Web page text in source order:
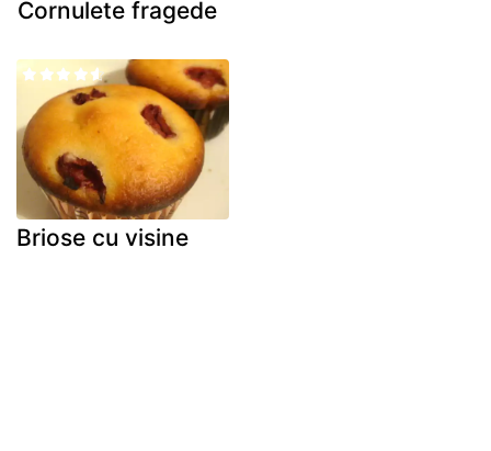
Cornulete fragede
Briose cu visine